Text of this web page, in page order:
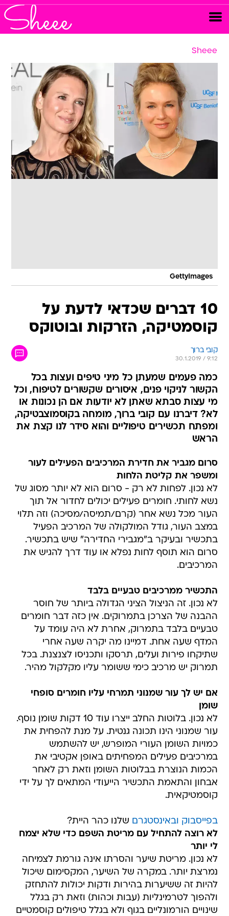
Sheee
GettyImages
10 דברים שכדאי לדעת על
קוסמטיקה, הזרקות ובוטוקס
קובי ברוך
30.1.2019 / 9:12
כמה פעמים שמעתן כל מיני טיפים ועצות בכל
הקשור לניקוי פנים, איסורים שקשורים לטיפוח, וכל
מי עצות סבתא שאתן לא יודעות אם הן נכונות או
לא? דיברנו עם קובי ברוך, מומחה בקוסמוצבטיקה,
ומפתח תכשירים טיפוליים והוא סידר לנו קצת את
הראש
סרום מגביר את חדירת המרכיבים הפעילים לעור
ומשפר את קליטת הלחות
לא נכון. לפחות לא רק - סרום הוא לא יותר מסוג של
נשא לחותי. חומרים פעילים יכולים לחדור אל תוך
העור מכל נשא אחר (קרם/תמיסה/מסיכה) וזה תלוי
במצב העור, גודל המולקולה של המרכיב הפעיל
בתכשיר ובעיקר ב"מגבירי החדירה" שיש בתכשיר.
סרום הוא תוסף לחות נפלא או עוד דרך להגיש את
המרכיבים.
התכשיר ממרכיבים טבעיים בלבד
לא נכון. זה הניצול הציני הגדולה ביותר של חוסר
ההבנה של הצרכן בתמרוקים. אין כזה דבר חומרים
טבעיים בלבד בתמרוק, אחרת לא היה עומד על
המדף שעה אחת. דמיינו מה יקרה שעה אחרי
שתיקחו פירות ועלים, תרסקו ותכניסו לצנצנת. בכל
תמרוק יש מרכיב כימי ששומר עליו מקלקול מהיר.
אם יש לך עור שמנוני תמרחי עליו חומרים סופחי
שומן
לא נכון. בלוטות החלב ייצרו עוד 10 דקות שומן נוסף.
עור שמנוני הינו תכונה גנטית. על מנת להפחית את
כמויות השומן העורי המופרש, יש להשתמש
במרכיבים פעילים המפחיתים באופן אקטיבי את
הכמות הנוצרת בבלוטות השומן וזאת רק לאחר
אבחון והתאמת התכשיר הייעודי המתאים לך על ידי
קוסמטיקאית.
בפייסבוק ובאינסטגרם שלנו כהר היית?
לא רוצה להתחיל עם מריטת השפם כדי שלא יצמח
לי יותר
לא נכון. מריטת שיער והסרתו אינה גורמת לצמיחה
נמרצת יותר. במקרה של השיער, המקסימום שיכול
להיות זה ששיערות בהירות ודקות יכולות להתחזק
ולהפוך לטרמינליות (עבות וכהות) וזאת רק בגלל
שינויים הורמונליים בגוף ולא בגלל טיפולים קוסמטיים